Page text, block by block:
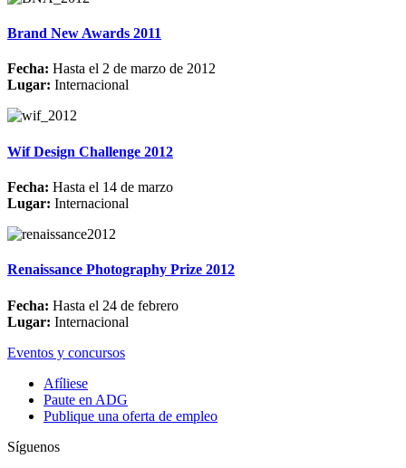
Brand New Awards 2011
Fecha: Hasta el 2 de marzo de 2012
Lugar: Internacional
Wif Design Challenge 2012
Fecha: Hasta el 14 de marzo
Lugar: Internacional
Renaissance Photography Prize 2012
Fecha: Hasta el 24 de febrero
Lugar: Internacional
Eventos y concursos
Afíliese
Paute en ADG
Publique una oferta de empleo
Síguenos